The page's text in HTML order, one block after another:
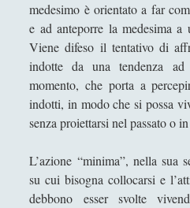
La poetica della musica
La risorsa di Dio, la
conversione del
Tommaso" di Caravaggio
La scultura è una
la febbre
La tecnica dodecafonica
Faustus" di Thomas Mann
La trasparenza della
medesimo è orientato a far
e ad anteporre la medesima a
Viene difeso il tentativo di
indotte da una tendenza
momento, che porta a
indotti, in modo che si possa
senza proiettarsi nel passato o
L’azione “minima”, nella sua
su cui bisogna collocarsi e
debbono esser svolte